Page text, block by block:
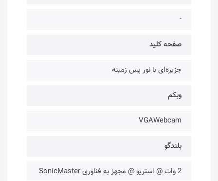
-
صفحه کلید
جزیره‌ای با نور پس زمینه
وبکم
VGAWebcam
بلندگو
2 وات @ استریو @ مجهز به فناوری SonicMaster